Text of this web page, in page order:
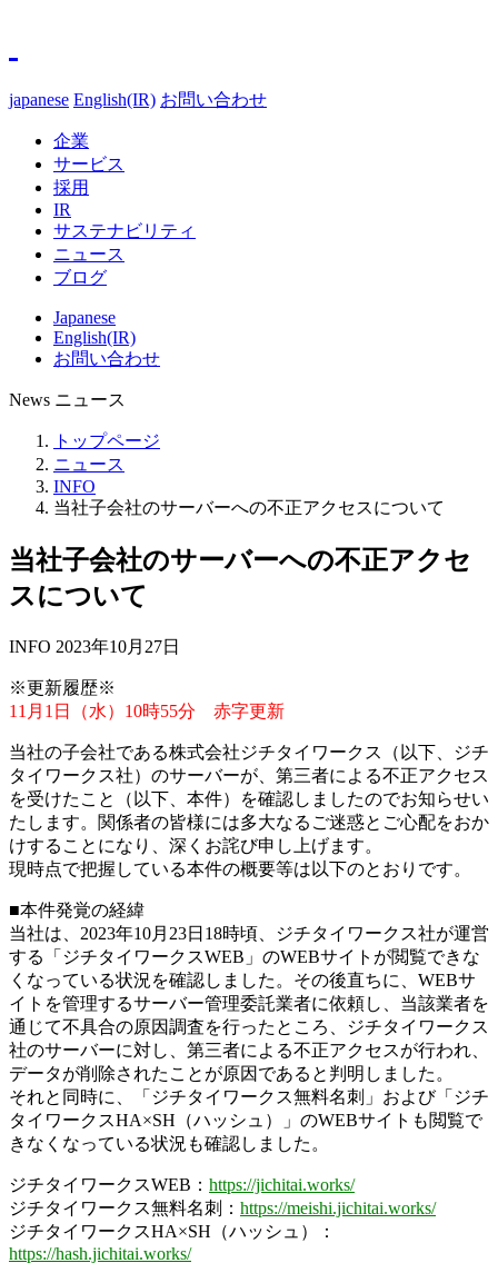
japanese English(IR) お問い合わせ
企業
サービス
採用
IR
サステナビリティ
ニュース
ブログ
Japanese
English(IR)
お問い合わせ
News ニュース
トップページ
ニュース
INFO
当社子会社のサーバーへの不正アクセスについて
当社子会社のサーバーへの不正アクセ
スについて
INFO 2023年10月27日
※更新履歴※
11月1日（水）10時55分 赤字更新
当社の子会社である株式会社ジチタイワークス（以下、ジチ
タイワークス社）のサーバーが、第三者による不正アクセス
を受けたこと（以下、本件）を確認しましたのでお知らせい
たします。関係者の皆様には多大なるご迷惑とご心配をおか
けすることになり、深くお詫び申し上げます。
現時点で把握している本件の概要等は以下のとおりです。
■本件発覚の経緯
当社は、2023年10月23日18時頃、ジチタイワークス社が運営
する「ジチタイワークスWEB」のWEBサイトが閲覧できな
くなっている状況を確認しました。その後直ちに、WEBサ
イトを管理するサーバー管理委託業者に依頼し、当該業者を
通じて不具合の原因調査を行ったところ、ジチタイワークス
社のサーバーに対し、第三者による不正アクセスが行われ、
データが削除されたことが原因であると判明しました。
それと同時に、「ジチタイワークス無料名刺」および「ジチ
タイワークスHA×SH（ハッシュ）」のWEBサイトも閲覧で
きなくなっている状況も確認しました。
ジチタイワークスWEB： https://jichitai.works/
ジチタイワークス無料名刺： https://meishi.jichitai.works/
ジチタイワークスHA×SH（ハッシュ）：
https://hash.jichitai.works/